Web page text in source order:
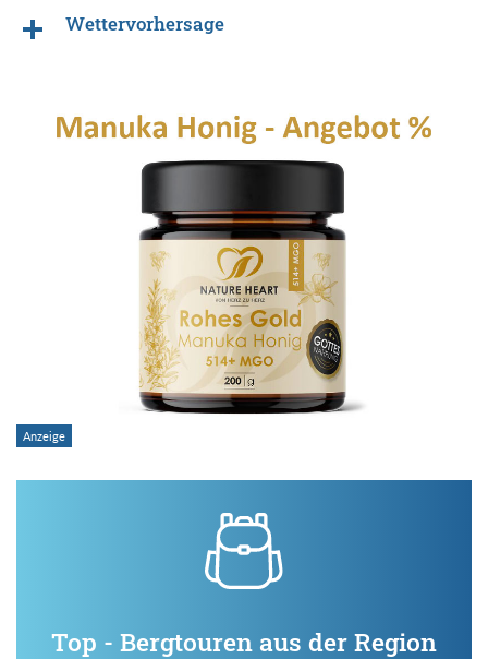
Wettervorhersage
Top - Bergtouren aus der Region